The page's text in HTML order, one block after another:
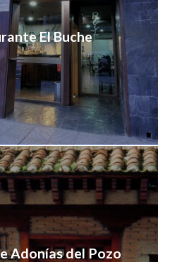
El Buche
Adonías del Pozo